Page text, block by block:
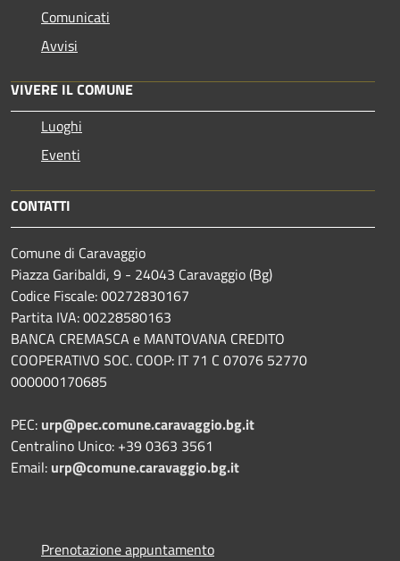
Comunicati
Avvisi
VIVERE IL COMUNE
Luoghi
Eventi
CONTATTI
Comune di Caravaggio
Piazza Garibaldi, 9 - 24043 Caravaggio (Bg)
Codice Fiscale: 00272830167
Partita IVA: 00228580163
BANCA CREMASCA e MANTOVANA CREDITO
COOPERATIVO SOC. COOP: IT 71 C 07076 52770
000000170685
PEC: urp@pec.comune.caravaggio.bg.it
Centralino Unico: +39 0363 3561
Email: urp@comune.caravaggio.bg.it
Prenotazione appuntamento